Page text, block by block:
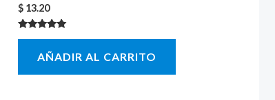
$ 13.20
Valorado con
AÑADIR AL CARRITO